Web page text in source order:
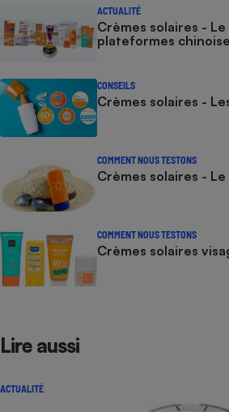
ACTUALITÉ
Crèmes solaires -
plateformes
CONSEILS
Crèmes solaires -
COMMENT NOUS TESTONS
Crèmes solaires -
COMMENT NOUS TESTONS
Crèmes solaires
Lire aussi
ACTUALITÉ